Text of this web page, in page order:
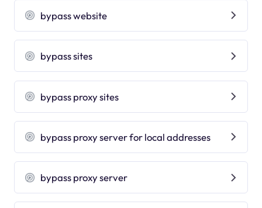
bypass website
bypass sites
bypass proxy sites
bypass proxy server for local addresses
bypass proxy server